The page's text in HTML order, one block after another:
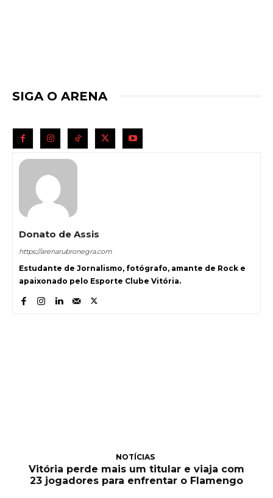
SIGA O ARENA
Donato de Assis
https://arenarubronegra.com
Estudante de Jornalismo, fotógrafo, amante de Rock e
apaixonado pelo Esporte Clube Vitória.
NOTÍCIAS
Vitória perde mais um titular e viaja com
23 jogadores para enfrentar o Flamengo